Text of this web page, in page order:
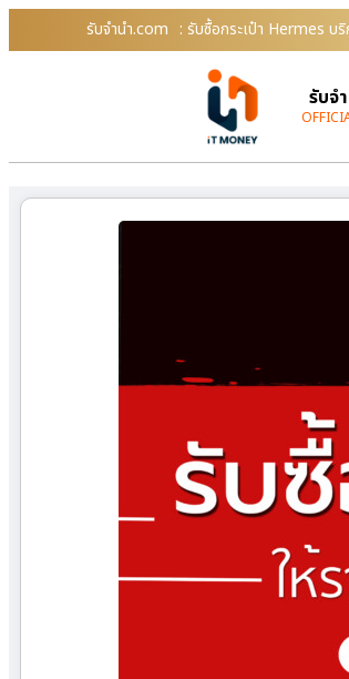
รับจํานํา.com : รับซื้อกระเป๋า Hermes บ
รับจํ